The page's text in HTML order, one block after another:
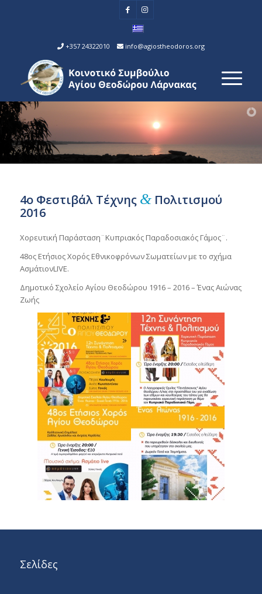
+357 24322010 info@agiostheodoros.org
4ο Φεστιβάλ Τέχνης &Πολιτισμού
2016
Χορευτική Παράσταση¨Κυπριακός Παραδοσιακός Γάμος¨.
48ος Ετήσιος Χορός Εθνικοφρόνων Σωματείων με το σχήμα
ΑσμάτιονLIVE.
Δημοτικό Σχολείο Αγίου Θεοδώρου 1916 – 2016 – Ένας Αιώνας
Ζωής
Σελίδες